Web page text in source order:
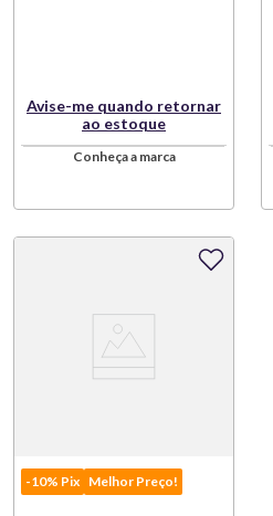
Avise-me quando retornar
ao estoque
Conheça a marca
-10% Pix Melhor Preço!